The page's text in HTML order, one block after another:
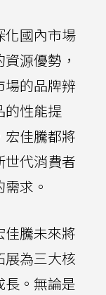
化國內市場
源優勢，
場的品牌辨
的性能提
宏佳騰都將
世代消費者
求。
佳騰未來將
為三大核
長。無論是